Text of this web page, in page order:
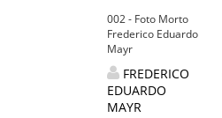
002 - Foto Morto
Frederico Eduardo
Mayr
FREDERICO
EDUARDO
MAYR